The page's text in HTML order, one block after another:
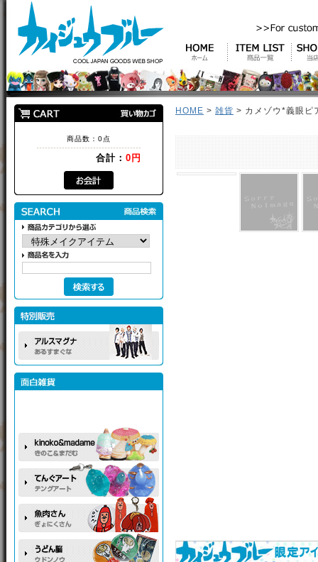
商品数：0点
合計： 0円
HOME > 雑貨 > カメゾウ*義眼ピ